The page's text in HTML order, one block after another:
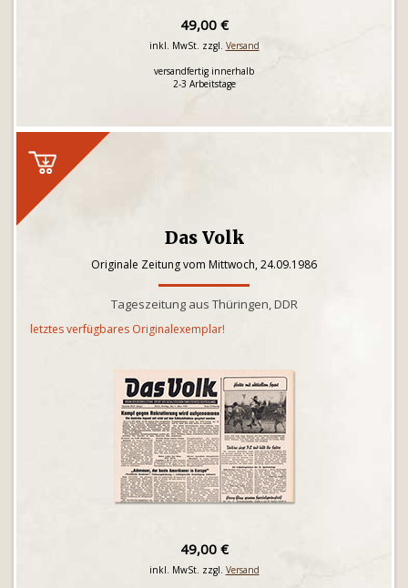
49,00 €
inkl. MwSt. zzgl. Versand
versandfertig innerhalb
2-3 Arbeitstage
Das Volk
Originale Zeitung vom Mittwoch, 24.09.1986
Tageszeitung aus Thüringen, DDR
letztes verfügbares Originalexemplar!
49,00 €
inkl. MwSt. zzgl. Versand